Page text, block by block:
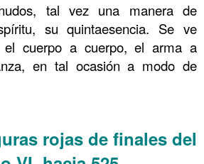
tal vez una manera de
su quintaesencia. Se ve
el cuerpo a cuerpo, el arma a
en tal ocasión a modo de
rojas de finales del